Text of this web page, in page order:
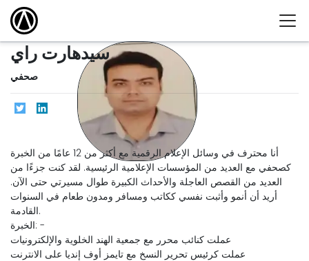
سيدهارت راي
صحفي
أنا محترف في وسائل الإعلام الرقمية مع أكثر من 12 عامًا من الخبرة
كصحفي مع العديد من المؤسسات الإعلامية الرئيسية. لقد كنت جزءًا من
العديد من القصص العاجلة والأحداث الكبيرة طوال مسيرتي حتى الآن.
أريد أن أنمو وأثبت نفسي ككاتب ومسافر ومدون طعام في السنوات
القادمة.
الخبرة: -
عملت كنائب محرر مع جمعية الهند الخلوية والإلكترونيات
عملت كرئيس تحرير النسخ مع تايمز أوف إنديا على الانترنت